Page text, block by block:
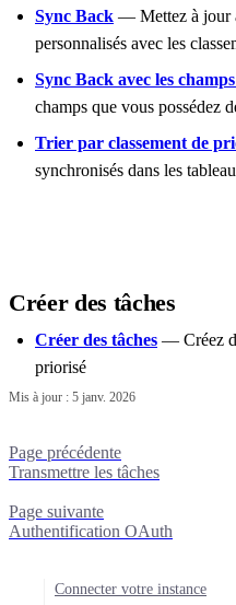
Sync Back — Mettez à jour
personnalisés avec les
Sync Back avec les
champs que vous possédez
Trier par classement de
synchronisés dans les
Créer des tâches
Créer des tâches — Créez
priorisé
Mis à jour : 5 janv. 2026
Page précédente
Transmettre les tâches
Page suivante
Authentification OAuth
Connecter votre instance